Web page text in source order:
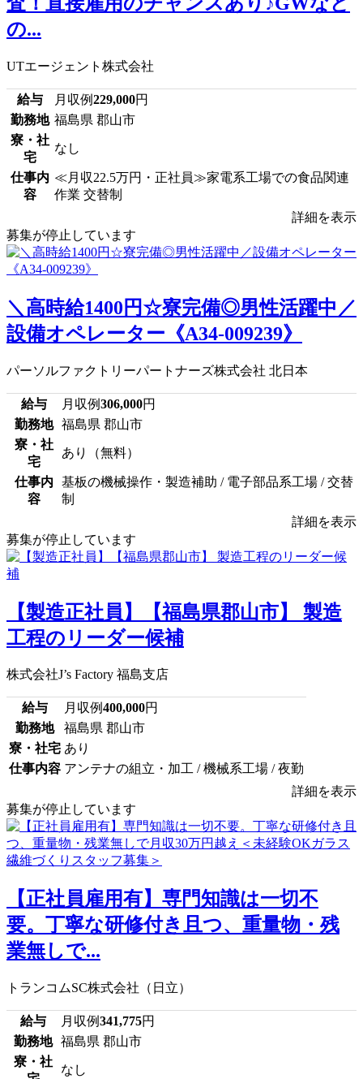
の...
UTエージェント株式会社
給与 月収例229,000円
勤務地 福島県 郡山市
寮・社
宅
なし
仕事内
容
≪月収22.5万円・正社員≫家電系工場での食品関連
作業 交替制
詳細を表示
募集が停止しています
＼高時給1400円☆寮完備◎男性活躍中／
設備オペレーター《A34-009239》
パーソルファクトリーパートナーズ株式会社 北日本
給与 月収例306,000円
勤務地
福島県 郡山市
寮・社
宅
あり（無料）
仕事内
容
基板の機械操作・製造補助 / 電子部品系工場 / 交替
制
詳細を表示
募集が停止しています
【製造正社員】【福島県郡山市】 製造
工程のリーダー候補
株式会社J’s Factory 福島支店
給与 月収例400,000円
勤務地
福島県 郡山市
寮・社宅 あり
仕事内容 アンテナの組立・加工 / 機械系工場 / 夜勤
詳細を表示
募集が停止しています
【正社員雇用有】専門知識は一切不
要。丁寧な研修付き且つ、重量物・残
業無しで...
トランコムSC株式会社（日立）
給与 月収例341,775円
勤務地 福島県 郡山市
寮・社
なし